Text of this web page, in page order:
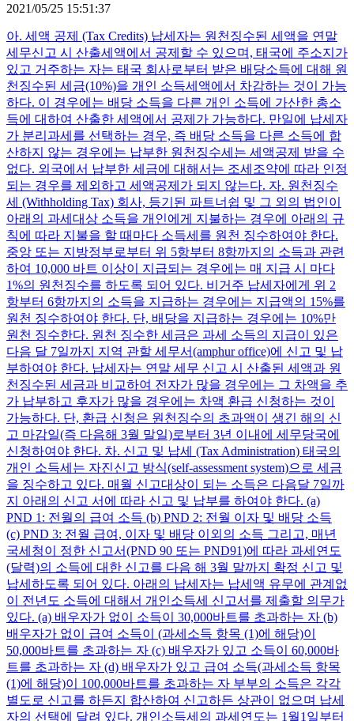
2021/05/25 15:51:37
아. 세액 공제 (Tax Credits) 납세자는 원천징수된 세액을 연말
세무신고 시 산출세액에서 공제할 수 있으며, 태국에 주소지가
있고 거주하는 자는 태국 회사로부터 받은 배당소득에 대해 원
천징수된 세금(10%)을 개인 소득세액에서 차감하는 것이 가능
하다. 이 경우에는 배당 소득을 다른 개인 소득에 가산한 총소
득에 대하여 산출한 세액에서 공제가 가능하다. 만일에 납세자
가 분리과세를 선택하는 경우, 즉 배당 소득을 다른 소득에 합
산하지 않는 경우에는 납부한 원천징수세는 세액공제 받을 수
없다. 외국에서 납부한 세금에 대해서는 조세조약에 따라 인정
되는 경우를 제외하고 세액공제가 되지 않는다. 자. 원천징수
세 (Withholding Tax) 회사, 등기된 파트너쉽 및 그 외의 법인이
아래의 과세대상 소득을 개인에게 지불하는 경우에 아래의 규
칙에 따라 지불을 할 때마다 소득세를 원천 징수하여야 한다.
중앙 또는 지방정부로부터 위 5항부터 8항까지의 소득과 관련
하여 10,000 바트 이상이 지급되는 경우에는 매 지급 시 마다
1%의 원천징수를 하도록 되어 있다. 비거주 납세자에게 위 2
항부터 6항까지의 소득을 지급하는 경우에는 지급액의 15%를
원천 징수하여야 한다. 단, 배당을 지급하는 경우에는 10%만
원천 징수한다. 원천 징수한 세금은 과세 소득의 지급이 있은
다음 달 7일까지 지역 관할 세무서(amphur office)에 신고 및 납
부하여야 한다. 납세자는 연말 세무 신고 시 산출된 세액과 원
천징수된 세금과 비교하여 전자가 많을 경우에는 그 차액을 추
가 납부하고 후자가 많을 경우에는 차액 환급 신청하는 것이
가능하다. 단, 환급 신청은 원천징수의 초과액이 생긴 해의 신
고 마감일(즉 다음해 3월 말일)로부터 3년 이내에 세무당국에
신청하여야 한다. 차. 신고 및 납세 (Tax Administration) 태국의
개인 소득세는 자진신고 방식(self-assessment system)으로 세금
을 징수하고 있다. 매월 신고대상이 되는 소득은 다음달 7일까
지 아래의 신고 서에 따라 신고 및 납부를 하여야 한다. (a)
PND 1: 전월의 급여 소득 (b) PND 2: 전월 이자 및 배당 소득
(c) PND 3: 전월 급여, 이자 및 배당 이외의 소득 그리고, 매년
국세청이 정한 신고서(PND 90 또는 PND91)에 따라 과세연도
(달력)의 소득에 대한 신고를 다음 해 3월 말까지 확정 신고 및
납세하도록 되어 있다. 아래의 납세자는 납세액 유무에 관계없
이 전년도 소득에 대해서 개인소득세 신고서를 제출할 의무가
있다. (a) 배우자가 없이 소득이 30,000바트를 초과하는 자 (b)
배우자가 없이 급여 소득이 (과세소득 항목 (1)에 해당)이
50,000바트를 초과하는 자 (c) 배우자가 있고 소득이 60,000바
트를 초과하는 자 (d) 배우자가 있고 급여 소득(과세소득 항목
(1)에 해당)이 100,000바트를 초과하는 자 부부의 소득은 각각
별도로 신고를 하든지 합산하여 신고하든 상관이 없으며 납세
자의 선택에 달려 있다. 개인소득세의 과세연도는 1월1일부터